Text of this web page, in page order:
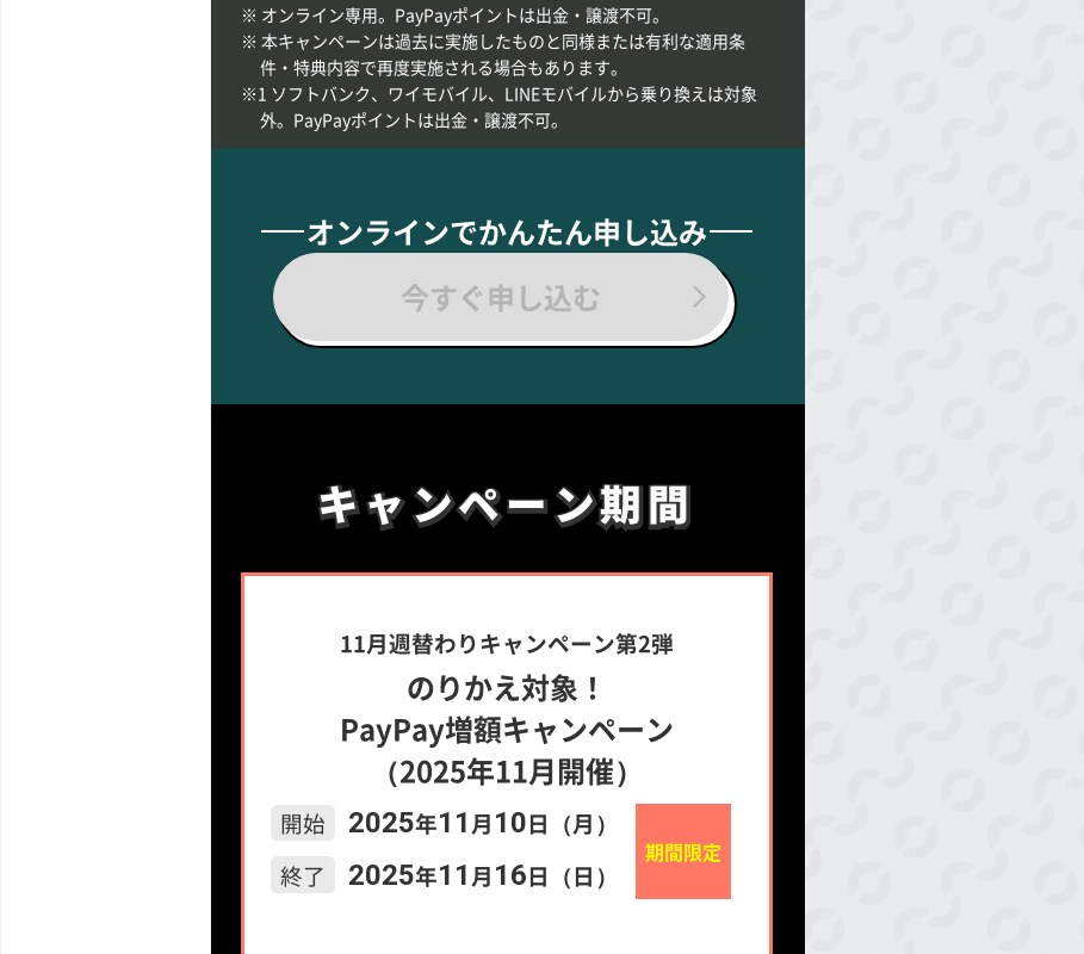
※ オンライン専用。PayPayポイントは出金・譲渡不可。
※ 本キャンペーンは過去に実施したものと同様または有利な適用条
件・特典内容で再度実施される場合もあります。
※1 ソフトバンク、ワイモバイル、LINEモバイルから乗り換えは対象
外。PayPayポイントは出金・譲渡不可。
オンラインでかんたん申し込み
今すぐ申し込む
キャンペーン期間
キャンペーン期間
期間限定
11月週替わりキャンペーン第2弾
のりかえ対象！
PayPay増額キャンペーン
（2025年11月開催）
開始 2025年11月10日（月）
終了
2025年11月16日（日）